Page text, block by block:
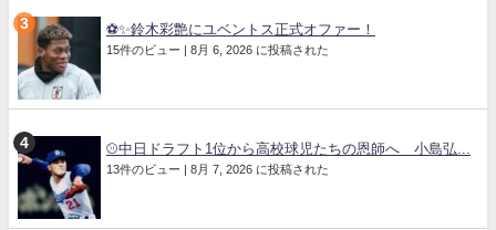
⚽✨鈴木彩艶にユベントス正式オファー！
15件のビュー 8月 6, 2026 に投稿された
⚾中日ドラフト1位から高校球児たちの恩師へ 小島弘...
13件のビュー 8月 7, 2026 に投稿された